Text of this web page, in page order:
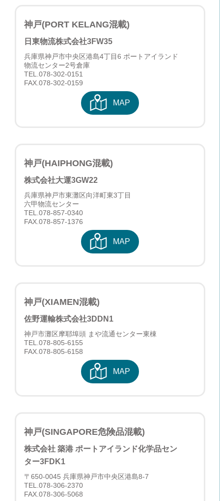
神戸(PORT KELANG混載)
日東物流株式会社3FW35
兵庫県神戸市中央区港島4丁目6 ポートアイランド
物流センター2号倉庫
TEL.078-302-0151
FAX.078-302-0159
MAP
神戸(HAIPHONG混載)
株式会社大運3GW22
兵庫県神戸市東灘区向洋町東3丁目
六甲物流センター
TEL.078-857-0340
FAX.078-857-1376
MAP
神戸(XIAMEN混載)
佐野運輸株式会社3DDN1
神戸市灘区摩耶埠頭 まや流通センター東棟
TEL.078-805-6155
FAX.078-805-6158
MAP
神戸(SINGAPORE危険品混載)
株式会社 築港 ポートアイランド化学品セン
ター3FDK1
〒650-0045 兵庫県神戸市中央区港島8-7
TEL.078-306-2370
FAX.078-306-5068